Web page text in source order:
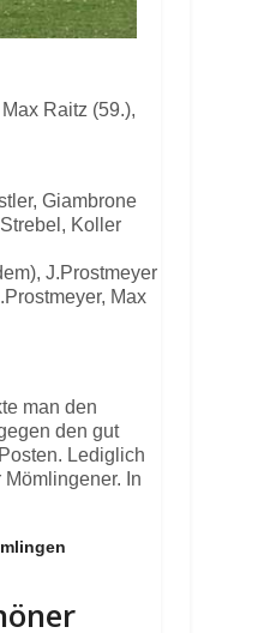
Raitz (59.),
Giambrone
Koller
J.Prostmeyer
Max
man den
den gut
Lediglich
In